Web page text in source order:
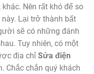
Nên rất khó để so
Lại trở thành bất
sẽ có những đánh
Tuy nhiên, có một
địa chỉ Sửa điện
Chắc chắn quý khách